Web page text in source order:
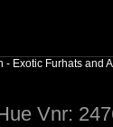
Vnr: